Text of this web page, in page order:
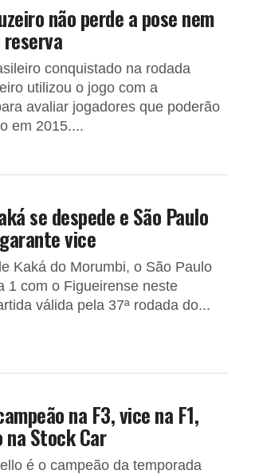
não perde a pose nem
conquistado na rodada
utilizou o jogo com a
avaliar jogadores que poderão
em 2015....
se despede e São Paulo
vice
Kaká do Morumbi, o São Paulo
1 com o Figueirense neste
válida pela 37ª rodada do...
na F3, vice na F1,
na Stock Car
é o campeão da temporada